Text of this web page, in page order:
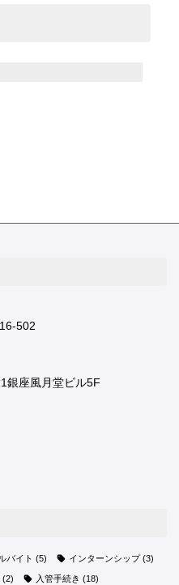
502
銀座風月堂ビル5F
バイト (5) インターンシップ(3)
(2) 入管手続き (18)